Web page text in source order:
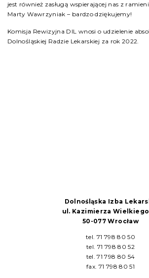
jest również zasługą wspierającej nas z
Marty Wawrzyniak – bardzo dziękujemy!
Komisja Rewizyjna DIL wnosi o udzielenie
Dolnośląskiej Radzie Lekarskiej za rok 2022.
Dolnośląska Izba
ul. Kazimierza
50-077 Wrocław
tel. 71 798 80 50
tel. 71 798 80 52
tel. 71 798 80 54
fax. 71 798 80 51